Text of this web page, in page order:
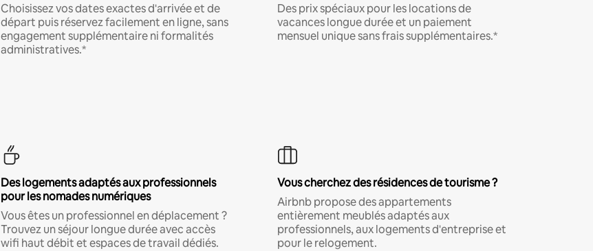
Choisissez vos dates exactes d'arrivée et de
départ puis réservez facilement en ligne, sans
engagement supplémentaire ni formalités
administratives.*
Des prix spéciaux pour les locations de
vacances longue durée et un paiement
mensuel unique sans frais supplémentaires.*
Des logements adaptés aux professionnels
pour les nomades numériques
Vous êtes un professionnel en déplacement ?
Trouvez un séjour longue durée avec accès
wifi haut débit et espaces de travail dédiés.
Vous cherchez des résidences de tourisme ?
Airbnb propose des appartements
entièrement meublés adaptés aux
professionnels, aux logements d'entreprise et
pour le relogement.